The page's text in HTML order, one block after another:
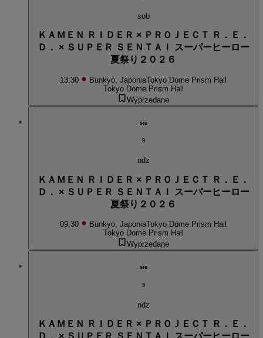
sob
ＫＡＭＥＮ ＲＩＤＥＲ × ＰＲＯＪＥＣＴ Ｒ．Ｅ．
Ｄ． × ＳＵＰＥＲ ＳＥＮＴＡＩ スーパーヒーロー
夏祭り２０２６
13:30 Bunkyo, JaponiaTokyo Dome Prism Hall
Tokyo Dome Prism Hall
Wyprzedane
sie
9
ndz
ＫＡＭＥＮ ＲＩＤＥＲ × ＰＲＯＪＥＣＴ Ｒ．Ｅ．
Ｄ． × ＳＵＰＥＲ ＳＥＮＴＡＩ スーパーヒーロー
夏祭り２０２６
09:30 Bunkyo, JaponiaTokyo Dome Prism Hall
Tokyo Dome Prism Hall
Wyprzedane
sie
9
ndz
ＫＡＭＥＮ ＲＩＤＥＲ × ＰＲＯＪＥＣＴ Ｒ．Ｅ．